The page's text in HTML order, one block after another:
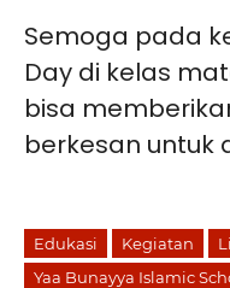
Semoga pada
Day di kelas
bisa
berkesan untuk
Edukasi Kegiatan
Yaa Bunayya Islamic